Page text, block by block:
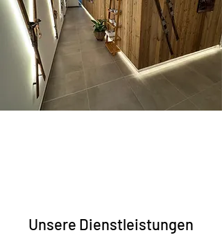
Unsere Dienstleistungen